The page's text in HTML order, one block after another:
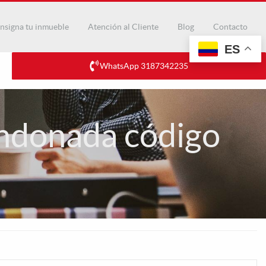
tu inmueble Atención al Cliente Blog Contacto
WhatsApp 3187342235
código
ES